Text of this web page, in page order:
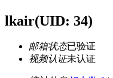
lkair(UID: 34)
邮箱状态已验证
视频认证未认证